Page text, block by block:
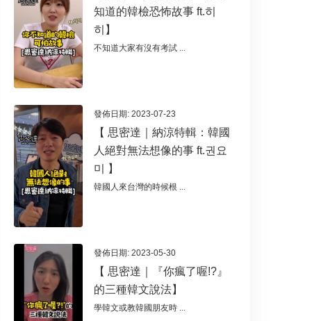
知道的韓檢恐怖故事 ft.히
히】
不知道大家有沒有考試 ...
發佈日期: 2023-07-23
【 思密達｜納涼特輯：韓國
人絕對無法想像的事 ft.권요
미 】
韓國人來台灣的時候根 ...
發佈日期: 2023-05-30
【 思密達｜『你瘋了喔!?』
的三種韓文說法】
學韓文或教韓國朋友時 ...